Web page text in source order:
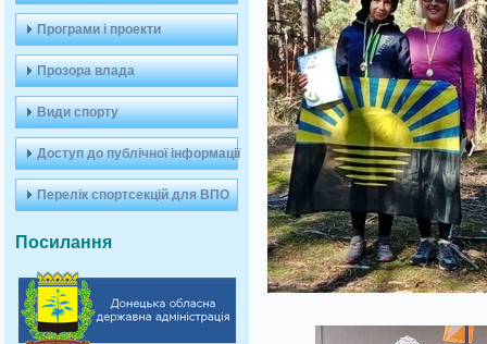
Програми і проекти
Прозора влада
Види спорту
Доступ до публічної інформації
Перелік спортсекцій для ВПО
Посилання